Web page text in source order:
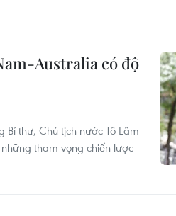
Australia có độ
Bí thư, Chủ tịch nước Tô Lâm
tham vọng chiến lược